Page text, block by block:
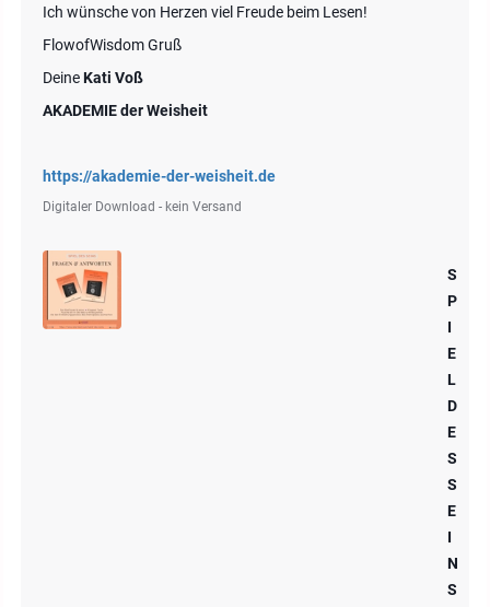
Ich wünsche von Herzen viel Freude beim Lesen!
FlowofWisdom Gruß
DeineKati Voß
AKADEMIE der Weisheit
https://akademie-der-weisheit.de
Digitaler Download - kein Versand
S
P
I
E
L
D
E
S
S
E
I
N
S